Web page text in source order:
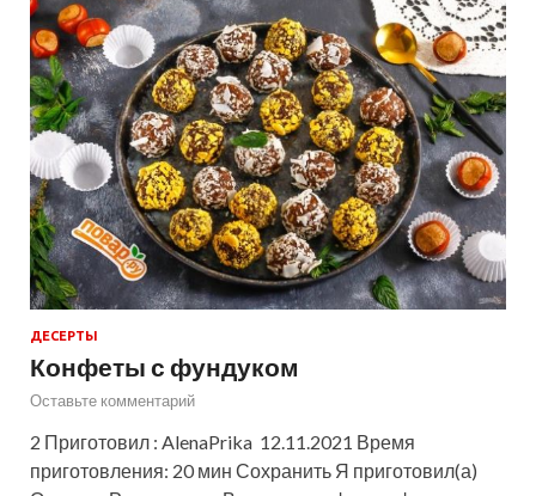
ДЕСЕРТЫ
Конфеты с фундуком
Оставьте комментарий
2 Приготовил : AlenaPrika 12.11.2021 Время
приготовления: 20 мин Сохранить Я приготовил(а)